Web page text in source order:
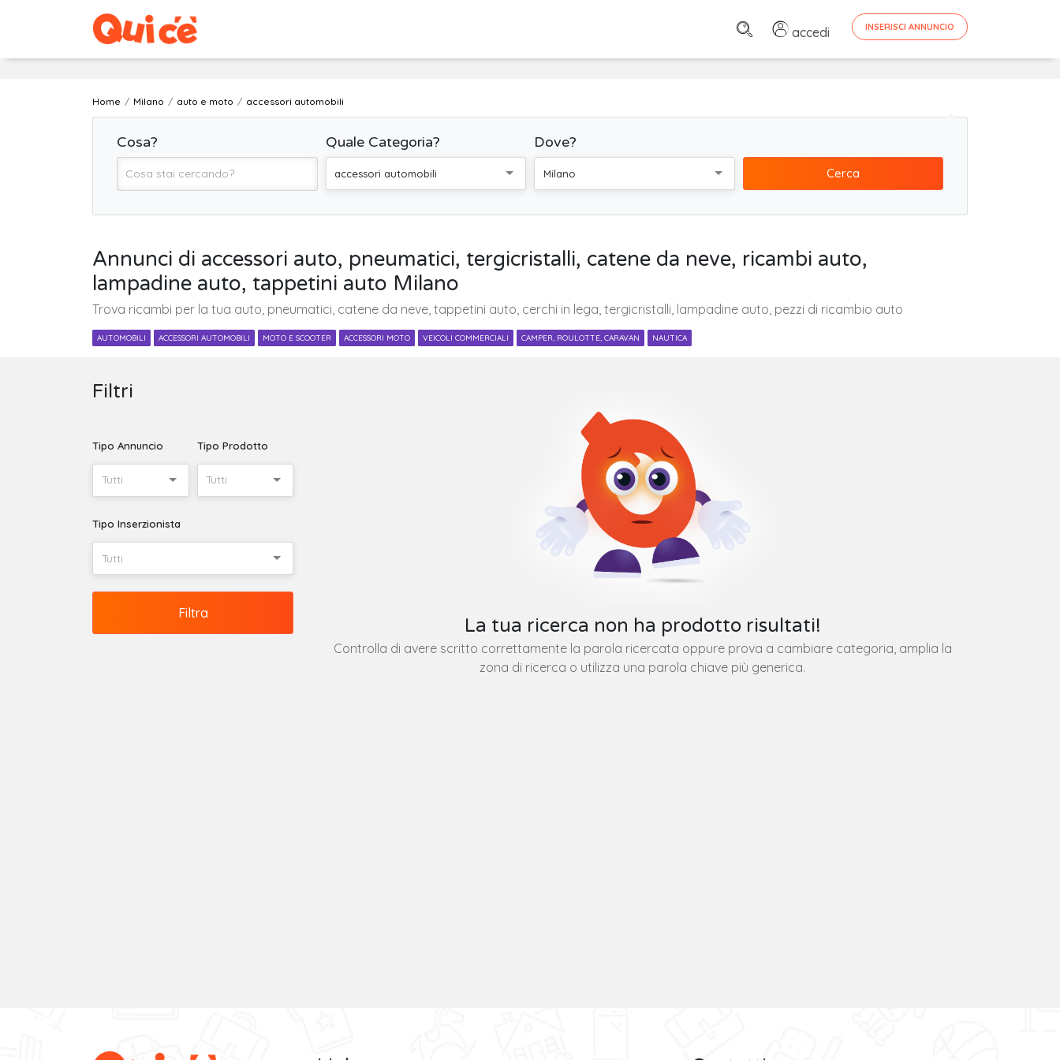
accedi INSERISCI ANNUNCIO
Home Milano auto e moto accessori automobili
Cosa? Quale Categoria?
accessori automobili
Dove?
Milano Cerca
Annunci di accessori auto, pneumatici, tergicristalli, catene da neve, ricambi auto,
lampadine auto, tappetini auto Milano
Trova ricambi per la tua auto, pneumatici, catene da neve, tappetini auto, cerchi in lega, tergicristalli, lampadine auto, pezzi di ricambio auto
AUTOMOBILI ACCESSORI AUTOMOBILI MOTO E SCOOTER ACCESSORI MOTO VEICOLI COMMERCIALI CAMPER, ROULOTTE, CARAVAN NAUTICA
Filtri
Tipo Annuncio
Tutti
Tipo Prodotto
Tutti
Tipo Inserzionista
Tutti
Filtra
La tua ricerca non ha prodotto risultati!
Controlla di avere scritto correttamente la parola ricercata oppure prova a cambiare categoria, amplia la
zona di ricerca o utilizza una parola chiave più generica.